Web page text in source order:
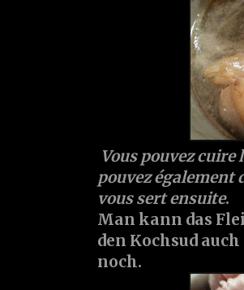
Vous pouvez cuire
pouvez également
vous sert ensuite.
Man kann das
den Kochsud
noch.